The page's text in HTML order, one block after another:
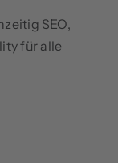
SEO,
für alle